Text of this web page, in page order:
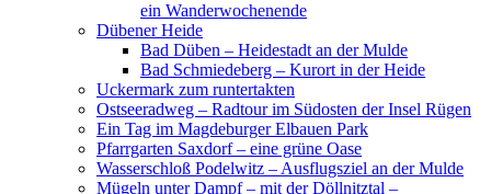
ein Wanderwochenende
Dübener Heide
Bad Düben – Heidestadt an der Mulde
Bad Schmiedeberg – Kurort in der Heide
Uckermark zum runtertakten
Ostseeradweg – Radtour im Südosten der Insel Rügen
Ein Tag im Magdeburger Elbauen Park
Pfarrgarten Saxdorf – eine grüne Oase
Wasserschloß Podelwitz – Ausflugsziel an der Mulde
Mügeln unter Dampf – mit der Döllnitztal –